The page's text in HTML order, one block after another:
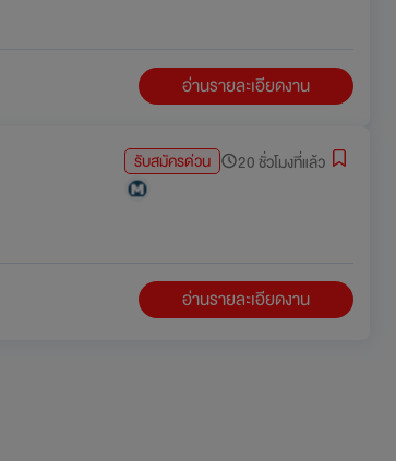
อ่านรายละเอียดงาน
รับสมัครด่วน 20 ชั่วโมงที่แล้ว
อ่านรายละเอียดงาน